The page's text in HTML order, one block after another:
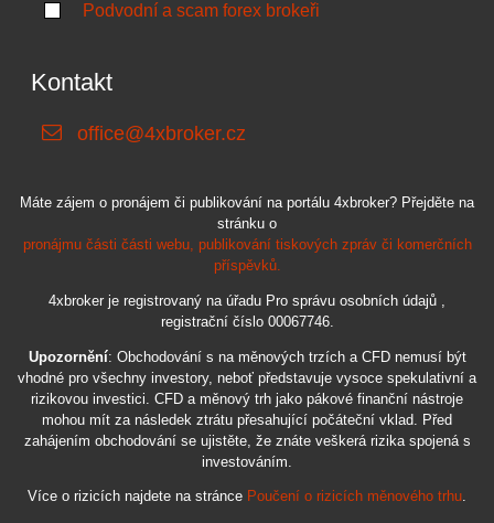
Podvodní a scam forex brokeři
Kontakt
office@4xbroker.cz
Máte zájem o pronájem či publikování na portálu 4xbroker? Přejděte na
stránku o
pronájmu části části webu, publikování tiskových zpráv či komerčních
příspěvků.
4xbroker je registrovaný na úřadu Pro správu osobních údajů ,
registrační číslo 00067746.
Upozornění: Obchodování s na měnových trzích a CFD nemusí být
vhodné pro všechny investory, neboť představuje vysoce spekulativní a
rizikovou investici. CFD a měnový trh jako pákové finanční nástroje
mohou mít za následek ztrátu přesahující počáteční vklad. Před
zahájením obchodování se ujistěte, že znáte veškerá rizika spojená s
investováním.
Více o rizicích najdete na stránce Poučení o rizicích měnového trhu.